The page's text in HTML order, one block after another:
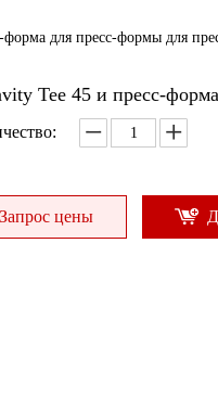
форма для пресс-формы для
Tee 45 и пресс-
Запрос цены